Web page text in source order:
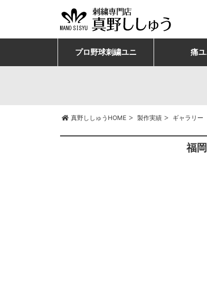
プロ野球刺繍ユニ 痛
真野ししゅうHOME> 製作実績> ギャラリー
福